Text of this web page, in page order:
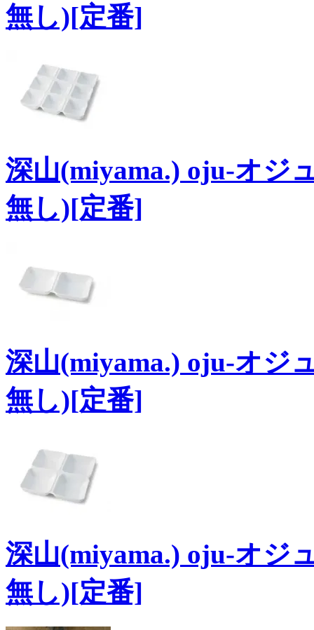
無し)[定番]
深山(miyama.) oju-オジ
無し)[定番]
深山(miyama.) oju-オジ
無し)[定番]
深山(miyama.) oju-オジ
無し)[定番]